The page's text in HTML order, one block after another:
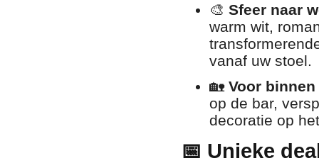
🎨 Sfeer naar
warm wit,
vanaf uw stoel.
🏡 Voor
op de bar,
decoratie op
📅 Unieke